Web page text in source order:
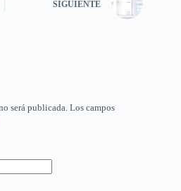
SIGUIENTE
será publicada. Los campos